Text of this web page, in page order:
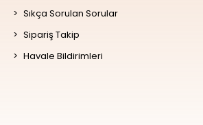
Sıkça Sorulan Sorular
Sipariş Takip
Havale Bildirimleri